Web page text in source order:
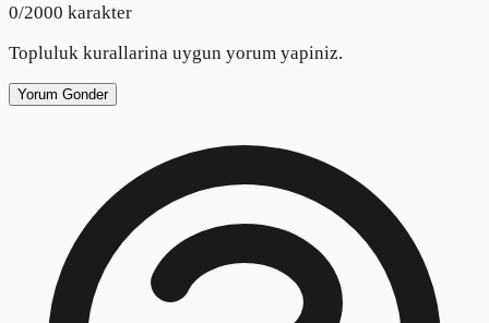
0/2000 karakter
Topluluk kurallarina uygun yorum yapiniz.
Yorum Gonder